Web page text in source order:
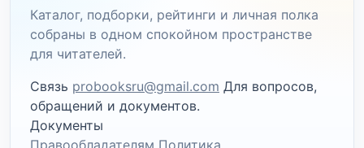
Каталог, подборки, рейтинги и личная полка
собраны в одном спокойном пространстве
для читателей.
Связь probooksru@gmail.com Для вопросов,
обращений и документов.
Документы